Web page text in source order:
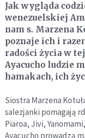
Jak wygląda
wenezuelskiej
nam s. Marzena
poznaje ich i
radości życia w
Ayacucho ludzie
hamakach, ich
Siostra Marzena
salezjanki pomagają
Piaroa, Jivi,
Ayacucho prowadzą